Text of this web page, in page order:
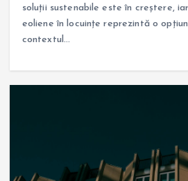
soluții sustenabile este în creștere,
eoliene în locuințe reprezintă o
contextul…